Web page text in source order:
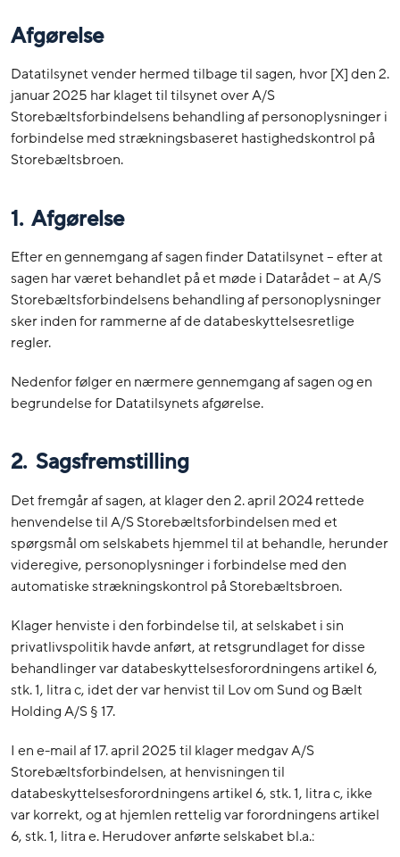
Afgørelse
Datatilsynet vender hermed tilbage til sagen, hvor [X] den 2.
januar 2025 har klaget til tilsynet over A/S
Storebæltsforbindelsens behandling af personoplysninger i
forbindelse med strækningsbaseret hastighedskontrol på
Storebæltsbroen.
1. Afgørelse
Efter en gennemgang af sagen finder Datatilsynet – efter at
sagen har været behandlet på et møde i Datarådet – at A/S
Storebæltsforbindelsens behandling af personoplysninger
sker inden for rammerne af de databeskyttelsesretlige
regler.
Nedenfor følger en nærmere gennemgang af sagen og en
begrundelse for Datatilsynets afgørelse.
2. Sagsfremstilling
Det fremgår af sagen, at klager den 2. april 2024 rettede
henvendelse til A/S Storebæltsforbindelsen med et
spørgsmål om selskabets hjemmel til at behandle, herunder
videregive, personoplysninger i forbindelse med den
automatiske strækningskontrol på Storebæltsbroen.
Klager henviste i den forbindelse til, at selskabet i sin
privatlivspolitik havde anført, at retsgrundlaget for disse
behandlinger var databeskyttelsesforordningens artikel 6,
stk. 1, litra c, idet der var henvist til Lov om Sund og Bælt
Holding A/S § 17.
I en e-mail af 17. april 2025 til klager medgav A/S
Storebæltsforbindelsen, at henvisningen til
databeskyttelsesforordningens artikel 6, stk. 1, litra c, ikke
var korrekt, og at hjemlen rettelig var forordningens artikel
6, stk. 1, litra e. Herudover anførte selskabet bl.a.: